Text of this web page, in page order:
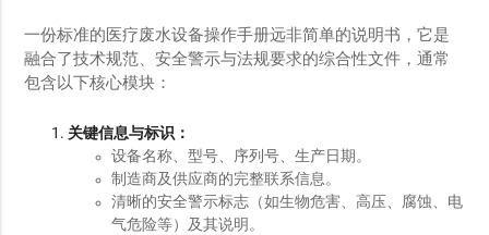
一份标准的医疗废水设备操作手册远非简单的说明书，它是
融合了技术规范、安全警示与法规要求的综合性文件，通常
包含以下核心模块：
关键信息与标识：
设备名称、型号、序列号、生产日期。
制造商及供应商的完整联系信息。
清晰的安全警示标志（如生物危害、高压、腐蚀、电
气危险等）及其说明。